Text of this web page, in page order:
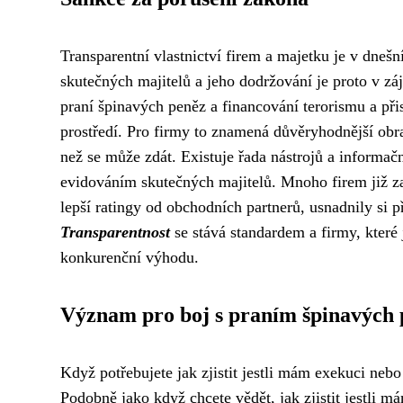
Transparentní vlastnictví firem a majetku je v
skutečných majitelů a jeho dodržování je proto v
praní špinavých peněz a financování terorismu a
prostředí. Pro firmy to znamená důvěryhodnější
než se může zdát. Existuje řada nástrojů a
evidováním skutečných majitelů. Mnoho firem již
lepší ratingy od obchodních partnerů, usnadnily si
Transparentnostse stává standardem a firmy,
konkurenční výhodu.
Význam pro boj s praním špinavých
Když potřebujete jak zjistit jestli mám exekuci
Podobně jako když chcete vědět, jak zjistit jestli